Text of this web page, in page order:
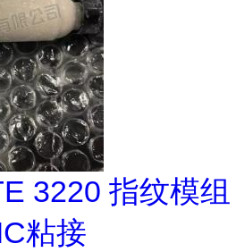
3220 指纹模组
粘接